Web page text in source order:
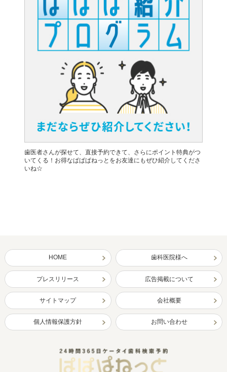
歯医者さんが探せて、直接予約できて、さらにポイント特典がつ
いてくる！お得なぱぱぱねっとをお友達にもぜひ紹介してくださ
いね☆
HOME 歯科医院様へ
プレスリリース 広告掲載について
サイトマップ 会社概要
個人情報保護方針 お問い合わせ